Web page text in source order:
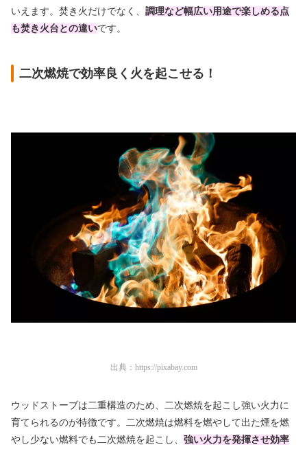
いえます。焚き火だけでなく、 調理など幅広い用途で楽しめる点
も焚き火台との違いです。
二次燃焼で効率良く火を起こせる！
出典： https://pixabay.com
ウッドストーブは二重構造のため、二次燃焼を起こし強い火力に
育てられるのが特徴です。二次燃焼は燃料を燃やして出た煙を燃
やし少ない燃料でも二次燃焼を起こし、 強い火力を発揮させ効率